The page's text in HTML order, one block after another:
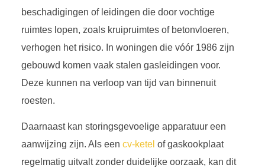
beschadigingen of leidingen die door vochtige
ruimtes lopen, zoals kruipruimtes of betonvloeren,
verhogen het risico. In woningen die vóór 1986 zijn
gebouwd komen vaak stalen gasleidingen voor.
Deze kunnen na verloop van tijd van binnenuit
roesten.
Daarnaast kan storingsgevoelige apparatuur een
aanwijzing zijn. Als een cv-ketel of gaskookplaat
regelmatig uitvalt zonder duidelijke oorzaak, kan dit